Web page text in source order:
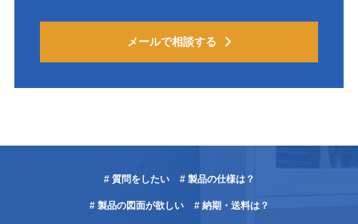
メールで相談する
# 質問をしたい # 製品の仕様は？
# 製品の図面が欲しい # 納期・送料は？